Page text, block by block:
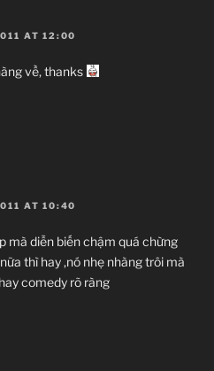
AT 12:00
về, thanks
AT 10:40
mà diễn biến chậm quá chừng
thì hay ,nó nhẹ nhàng trôi mà
comedy rõ ràng